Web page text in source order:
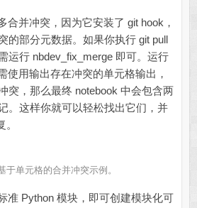
并冲突，因为它安装了 git hook，
的部分元数据。如果你执行 git pull
运行 nbdev_fix_merge 即可。运行
使用输出存在冲突的单元格输出，
突，那么最终 notebook 中会包含两
。这样你就可以轻松找出它们，并
于单元格的合并冲突示例。
Python 模块，即可创建模块化可